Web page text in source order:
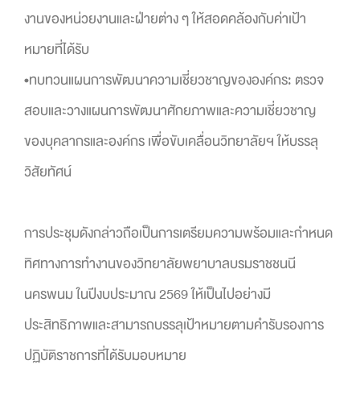
งานของหน่วยงานและฝ่ายต่าง ๆ ให้สอดคล้องกับค่าเป้า
หมายที่ได้รับ
•ทบทวนแผนการพัฒนาความเชี่ยวชาญขององค์กร: ตรวจ
สอบและวางแผนการพัฒนาศักยภาพและความเชี่ยวชาญ
ของบุคลากรและองค์กร เพื่อขับเคลื่อนวิทยาลัยฯ ให้บรรลุ
วิสัยทัศน์
การประชุมดังกล่าวถือเป็นการเตรียมความพร้อมและกำหนด
ทิศทางการทำงานของวิทยาลัยพยาบาลบรมราชชนนี
นครพนม ในปีงบประมาณ 2569 ให้เป็นไปอย่างมี
ประสิทธิภาพและสามารถบรรลุเป้าหมายตามคำรับรองการ
ปฏิบัติราชการที่ได้รับมอบหมาย